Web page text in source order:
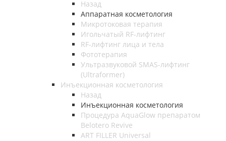
Назад
Аппаратная косметология
Микротоковая терапия
Игольчатый RF-лифтинг
RF-лифтинг лица и тела
Фототерапия
Ультразвуковой SMAS-лифтинг
(Ultraformer)
Инъекционная косметология
Назад
Инъекционная косметология
Процедура AquaGlow препаратом
Belotero Revive
ART FILLER Universal